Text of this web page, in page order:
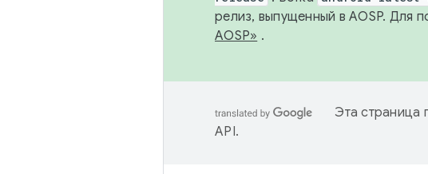
релиз, выпущенный в AOSP. Для
AOSP» .
Эта страница
API.